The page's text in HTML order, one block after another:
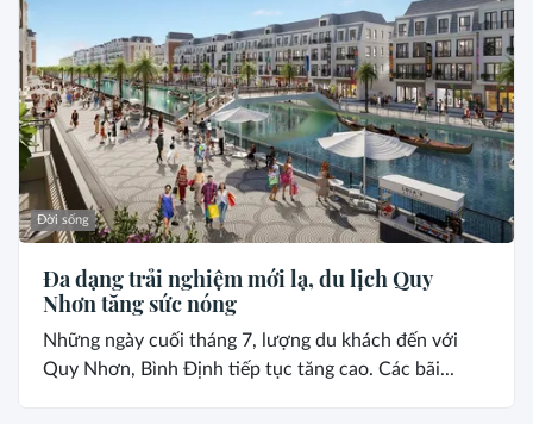
Đời sống
Đa dạng trải nghiệm mới lạ, du lịch Quy
Nhơn tăng sức nóng
Những ngày cuối tháng 7, lượng du khách đến với
Quy Nhơn, Bình Định tiếp tục tăng cao. Các bãi...